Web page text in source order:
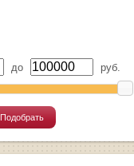
до руб.
Подобрать